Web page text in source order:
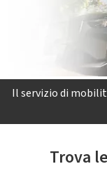
Il servizio di
Trova